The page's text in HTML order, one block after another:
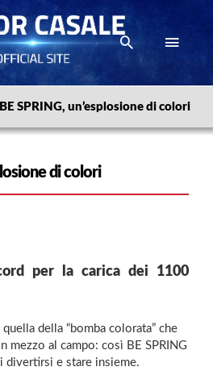
BE SPRING, un’esplosione di colori
di colori
per la carica dei 1100
della “bomba colorata” che
mezzo al campo: così BE SPRING
divertirsi e stare insieme.